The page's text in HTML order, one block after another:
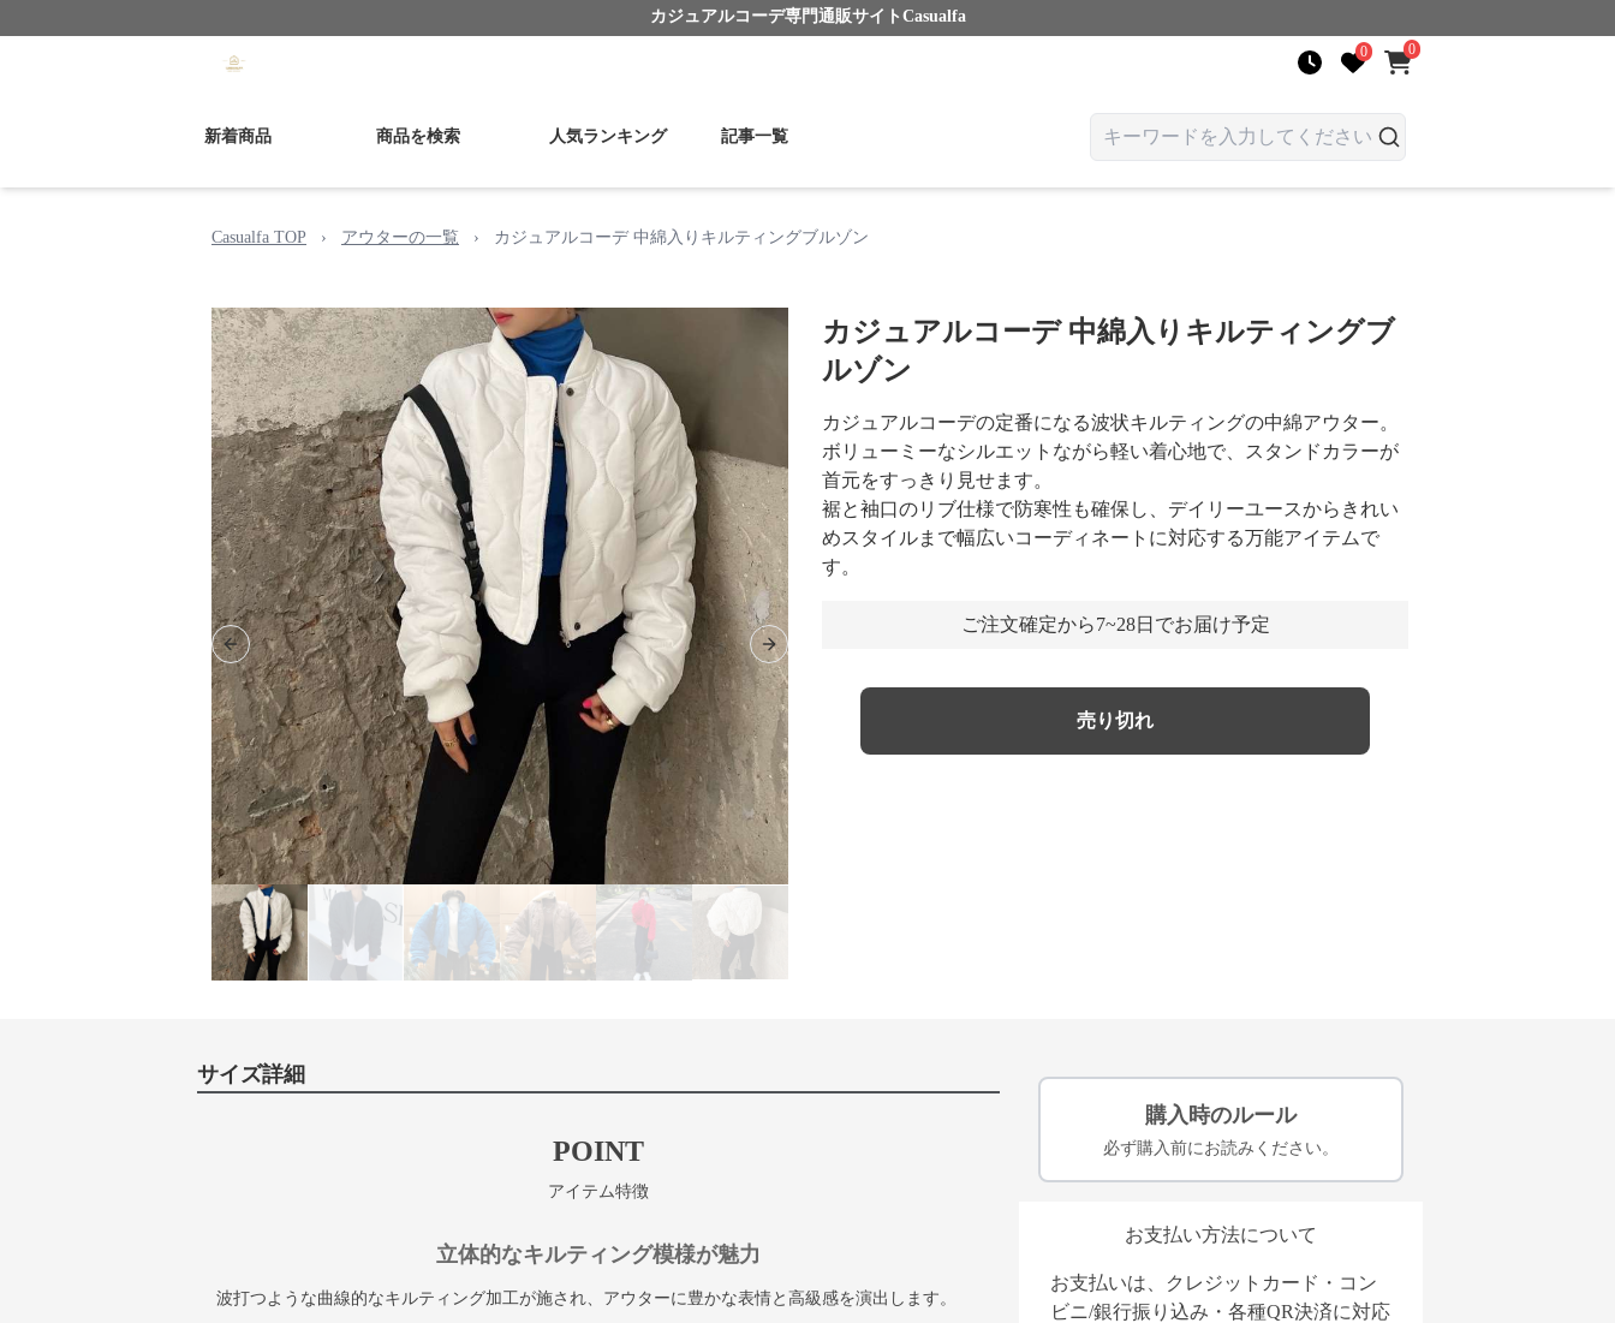
カジュアルコーデ専門通販サイト Casualfa
0 0
新着商品 商品を検索 人気ランキング 記事一覧
Casualfa TOP › アウターの一覧 › カジュアルコーデ 中綿入りキルティングブルゾン
Previous slide Next slide
カジュアルコーデ 中綿入りキルティングブ
ルゾン
カジュアルコーデの定番になる波状キルティングの中綿アウター。
ボリューミーなシルエットながら軽い着心地で、スタンドカラーが
首元をすっきり見せます。
裾と袖口のリブ仕様で防寒性も確保し、デイリーユースからきれい
めスタイルまで幅広いコーディネートに対応する万能アイテムで
す。
ご注文確定から7~28日でお届け予定
売り切れ
サイズ詳細
POINT
アイテム特徴
立体的なキルティング模様が魅力
波打つような曲線的なキルティング加工が施され、アウターに豊かな表情と高級感を演出します。
購入時のルール
必ず購入前にお読みください。
お支払い方法について
お支払いは、クレジットカード・コン
ビニ/銀行振り込み・各種QR決済に対応